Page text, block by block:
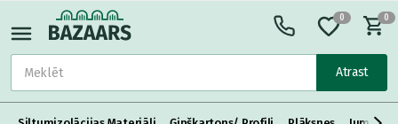
Atrast
0 0